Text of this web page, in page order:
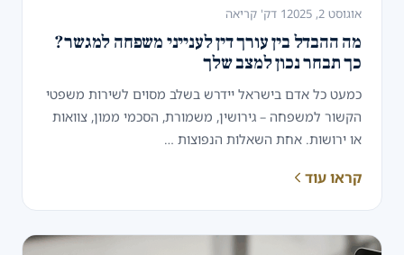
אוגוסט 2, 2025 1 דק' קריאה
מה ההבדל בין עורך דין לענייני משפחה למגשר?
כך תבחר נכון למצב שלך
כמעט כל אדם בישראל יידרש בשלב מסוים לשירות משפטי
הקשור למשפחה – גירושין, משמורת, הסכמי ממון, צוואות
או ירושות. אחת השאלות הנפוצות …
קראו עוד